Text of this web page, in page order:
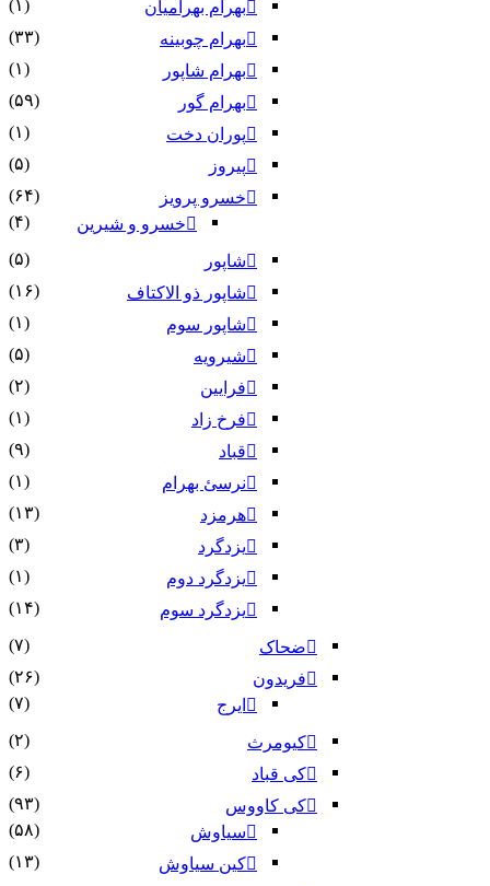
بهرام بهرامیان‏
(۱)
بهرام چوبینه
(۳۳)
بهرام شاپور
(۱)
بهرام گور
(۵۹)
پوران دخت
(۱)
پیروز
(۵)
خسرو پرویز
(۶۴)
خسرو و شیرین
(۴)
شاپور
(۵)
شاپور ذو الاکتاف
(۱۶)
شاپور سوم‏
(۱)
شیرویه
(۵)
فرایین
(۲)
فرخ زاد
(۱)
قباد
(۹)
نرسئ بهرام‏
(۱)
هرمزد
(۱۳)
یزدگرد
(۳)
یزدگرد دوم
(۱)
یزدگرد سوم
(۱۴)
ضحاک
(۷)
فریدون
(۲۶)
ایرج
(۷)
کیومرث
(۲)
کی قباد
(۶)
کی کاووس
(۹۳)
سیاوش
(۵۸)
کین سیاوش
(۱۳)